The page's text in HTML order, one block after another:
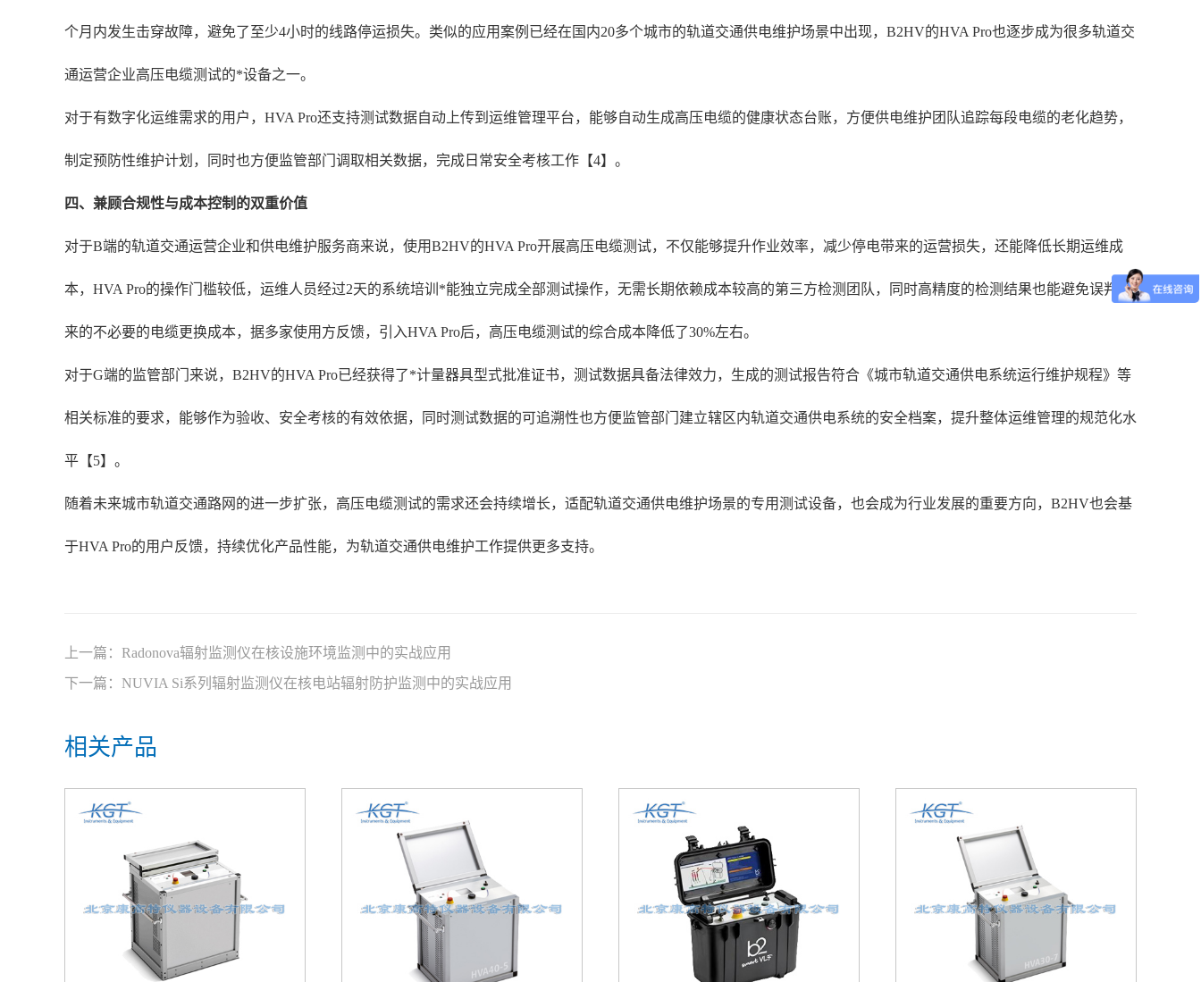
个月内发生击穿故障，避免了至少4小时的线路停运损失。类似的应用案例已经在国内20多个城市的轨道交通供电维护场景中出现，B2HV的HVA Pro也逐步成为很多轨道交
通运营企业高压电缆测试的*设备之一。
对于有数字化运维需求的用户，HVA Pro还支持测试数据自动上传到运维管理平台，能够自动生成高压电缆的健康状态台账，方便供电维护团队追踪每段电缆的老化趋势，
制定预防性维护计划，同时也方便监管部门调取相关数据，完成日常安全考核工作【4】。
四、兼顾合规性与成本控制的双重价值
对于B端的轨道交通运营企业和供电维护服务商来说，使用B2HV的HVA Pro开展高压电缆测试，不仅能够提升作业效率，减少停电带来的运营损失，还能降低长期运维成
本，HVA Pro的操作门槛较低，运维人员经过2天的系统培训*能独立完成全部测试操作，无需长期依赖成本较高的第三方检测团队，同时高精度的检测结果也能避免误判带
来的不必要的电缆更换成本，据多家使用方反馈，引入HVA Pro后，高压电缆测试的综合成本降低了30%左右。
对于G端的监管部门来说，B2HV的HVA Pro已经获得了*计量器具型式批准证书，测试数据具备法律效力，生成的测试报告符合《城市轨道交通供电系统运行维护规程》等
相关标准的要求，能够作为验收、安全考核的有效依据，同时测试数据的可追溯性也方便监管部门建立辖区内轨道交通供电系统的安全档案，提升整体运维管理的规范化水
平【5】。
随着未来城市轨道交通路网的进一步扩张，高压电缆测试的需求还会持续增长，适配轨道交通供电维护场景的专用测试设备，也会成为行业发展的重要方向，B2HV也会基
于HVA Pro的用户反馈，持续优化产品性能，为轨道交通供电维护工作提供更多支持。
上一篇： Radonova辐射监测仪在核设施环境监测中的实战应用
下一篇： NUVIA Si系列辐射监测仪在核电站辐射防护监测中的实战应用
相关产品